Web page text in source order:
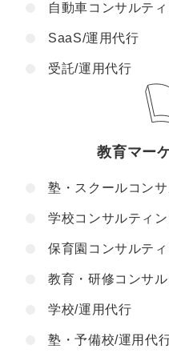
自動車コンサルテ
SaaS/運用代行
受託/運用代行
教育マー
塾・スクールコン
学校コンサルティ
保育園コンサルテ
教育・研修コンサ
学校/運用代行
塾・予備校/運用代